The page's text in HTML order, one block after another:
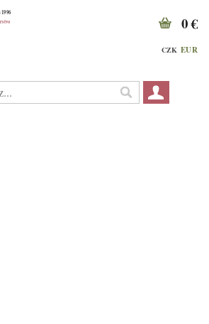
CZK EUR
0 €